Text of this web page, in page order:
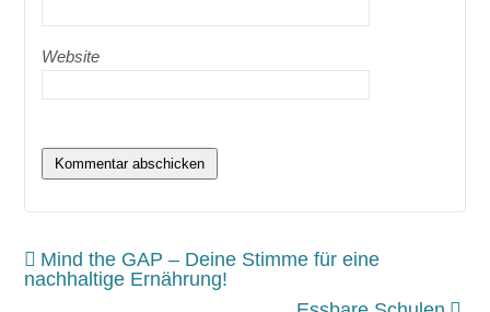
Website
Mind the GAP – Deine Stimme für eine
nachhaltige Ernährung!